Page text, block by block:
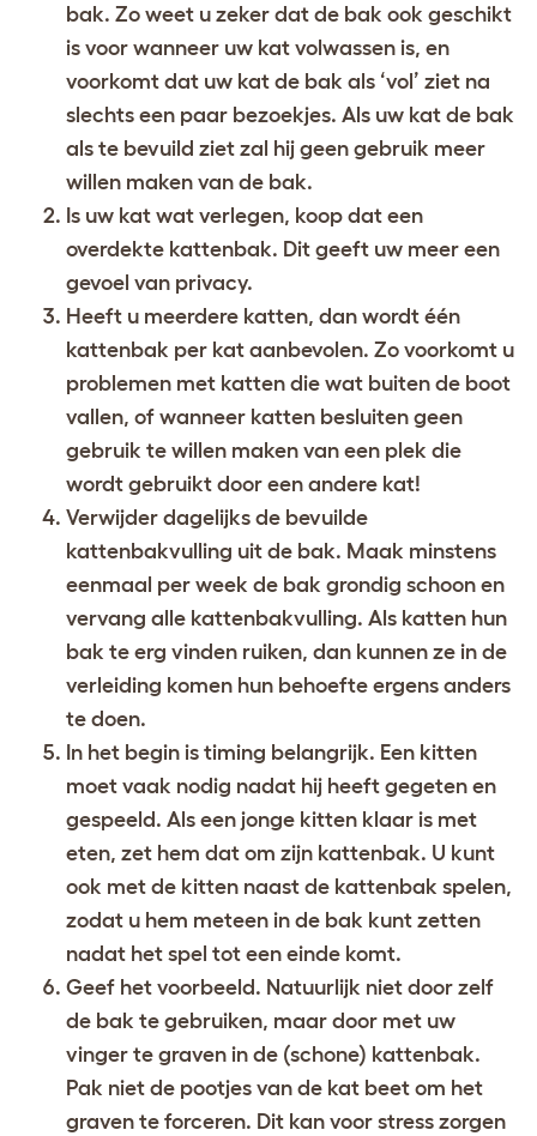
bak. Zo weet u zeker dat de bak ook geschikt
is voor wanneer uw kat volwassen is, en
voorkomt dat uw kat de bak als ‘vol’ ziet na
slechts een paar bezoekjes. Als uw kat de bak
als te bevuild ziet zal hij geen gebruik meer
willen maken van de bak.
Is uw kat wat verlegen, koop dat een
overdekte kattenbak. Dit geeft uw meer een
gevoel van privacy.
Heeft u meerdere katten, dan wordt één
kattenbak per kat aanbevolen. Zo voorkomt u
problemen met katten die wat buiten de boot
vallen, of wanneer katten besluiten geen
gebruik te willen maken van een plek die
wordt gebruikt door een andere kat!
Verwijder dagelijks de bevuilde
kattenbakvulling uit de bak. Maak minstens
eenmaal per week de bak grondig schoon en
vervang alle kattenbakvulling. Als katten hun
bak te erg vinden ruiken, dan kunnen ze in de
verleiding komen hun behoefte ergens anders
te doen.
In het begin is timing belangrijk. Een kitten
moet vaak nodig nadat hij heeft gegeten en
gespeeld. Als een jonge kitten klaar is met
eten, zet hem dat om zijn kattenbak. U kunt
ook met de kitten naast de kattenbak spelen,
zodat u hem meteen in de bak kunt zetten
nadat het spel tot een einde komt.
Geef het voorbeeld. Natuurlijk niet door zelf
de bak te gebruiken, maar door met uw
vinger te graven in de (schone) kattenbak.
Pak niet de pootjes van de kat beet om het
graven te forceren. Dit kan voor stress zorgen